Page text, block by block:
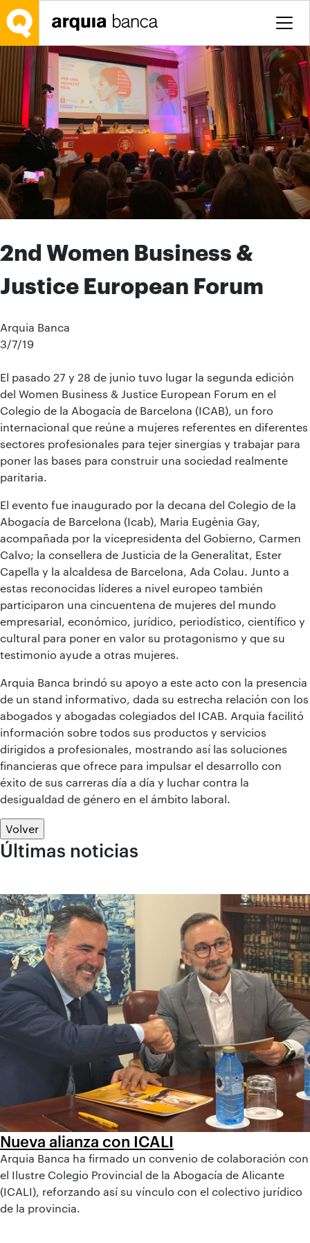
Saltar al contenido principal
2nd Women Business &
Justice European Forum
Arquia Banca
3/7/19
El pasado 27 y 28 de junio tuvo lugar la segunda edición
del Women Business & Justice European Forum en el
Colegio de la Abogacía de Barcelona (ICAB), un foro
internacional que reúne a mujeres referentes en diferentes
sectores profesionales para tejer sinergias y trabajar para
poner las bases para construir una sociedad realmente
paritaria.
El evento fue inaugurado por la decana del Colegio de la
Abogacía de Barcelona (Icab), Maria Eugènia Gay,
acompañada por la vicepresidenta del Gobierno, Carmen
Calvo; la consellera de Justicia de la Generalitat, Ester
Capella y la alcaldesa de Barcelona, Ada Colau. Junto a
estas reconocidas líderes a nivel europeo también
participaron una cincuentena de mujeres del mundo
empresarial, económico, jurídico, periodístico, científico y
cultural para poner en valor su protagonismo y que su
testimonio ayude a otras mujeres.
Arquia Banca brindó su apoyo a este acto con la presencia
de un stand informativo, dada su estrecha relación con los
abogados y abogadas colegiados del ICAB. Arquia facilitó
información sobre todos sus productos y servicios
dirigidos a profesionales, mostrando así las soluciones
financieras que ofrece para impulsar el desarrollo con
éxito de sus carreras día a día y luchar contra la
desigualdad de género en el ámbito laboral.
Volver
Últimas noticias
Nueva alianza con ICALI
Arquia Banca ha firmado un convenio de colaboración con
el Ilustre Colegio Provincial de la Abogacía de Alicante
(ICALI), reforzando así su vínculo con el colectivo jurídico
de la provincia.